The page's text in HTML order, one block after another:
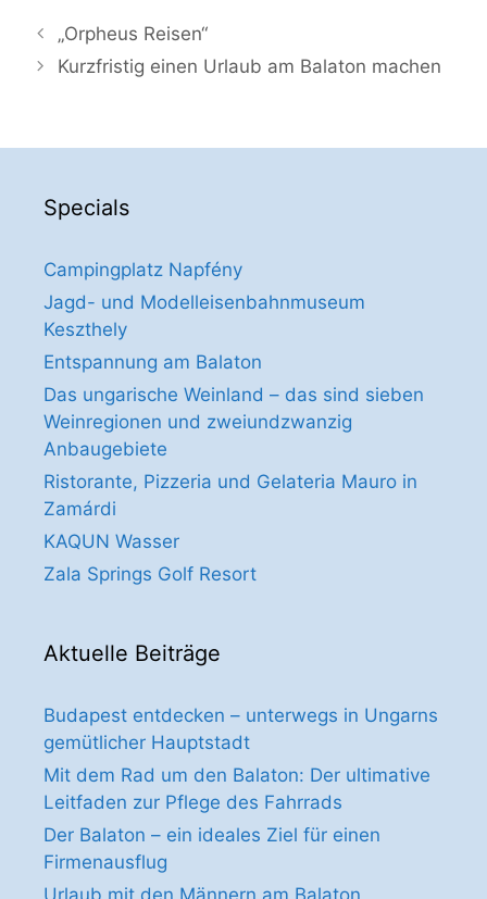
„Orpheus Reisen“
Kurzfristig einen Urlaub am Balaton machen
Specials
Campingplatz Napfény
Jagd- und Modelleisenbahnmuseum
Keszthely
Entspannung am Balaton
Das ungarische Weinland – das sind sieben
Weinregionen und zweiundzwanzig
Anbaugebiete
Ristorante, Pizzeria und Gelateria Mauro in
Zamárdi
KAQUN Wasser
Zala Springs Golf Resort
Aktuelle Beiträge
Budapest entdecken – unterwegs in Ungarns
gemütlicher Hauptstadt
Mit dem Rad um den Balaton: Der ultimative
Leitfaden zur Pflege des Fahrrads
Der Balaton – ein ideales Ziel für einen
Firmenausflug
Urlaub mit den Männern am Balaton